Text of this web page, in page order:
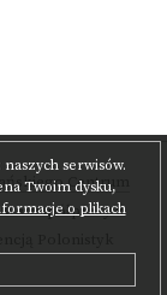
serwisów.
Twoim dysku,
o plikach
Centrum
współpracy z